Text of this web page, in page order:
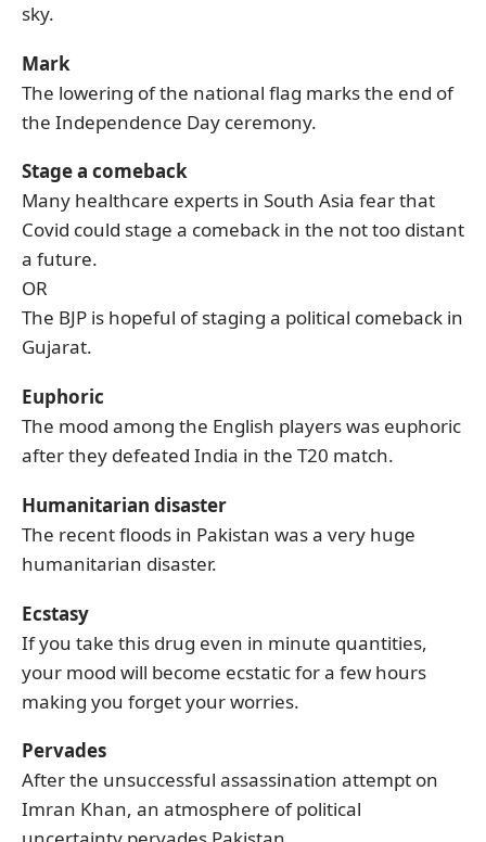
sky.
Mark
The lowering of the national flag marks the end of
the Independence Day ceremony.
Stage a comeback
Many healthcare experts in South Asia fear that
Covid could stage a comeback in the not too distant
a future.
OR
The BJP is hopeful of staging a political comeback in
Gujarat.
Euphoric
The mood among the English players was euphoric
after they defeated India in the T20 match.
Humanitarian disaster
The recent floods in Pakistan was a very huge
humanitarian disaster.
Ecstasy
If you take this drug even in minute quantities,
your mood will become ecstatic for a few hours
making you forget your worries.
Pervades
After the unsuccessful assassination attempt on
Imran Khan, an atmosphere of political